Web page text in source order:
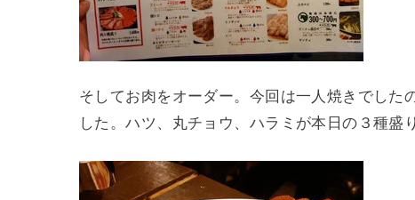
そしてお肉をオーダー。今回は一人焼きでした
した。ハツ、丸チョウ、ハラミが本日の３種盛